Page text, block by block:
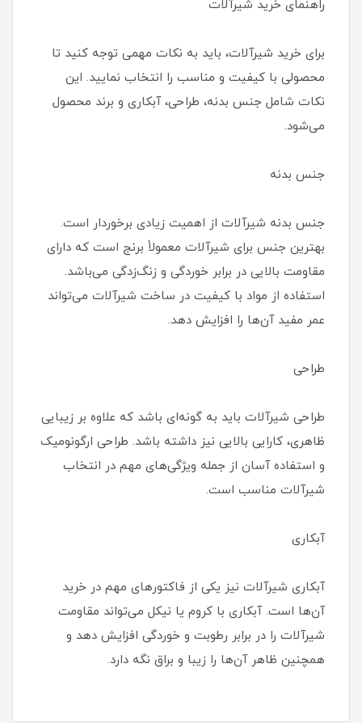
راهنمای خرید شیرآلات
برای خرید شیرآلات، باید به نکات مهمی توجه کنید تا
محصولی با کیفیت و مناسب را انتخاب نمایید. این
نکات شامل جنس بدنه، طراحی، آبکاری و برند محصول
می‌شود.
جنس بدنه
جنس بدنه شیرآلات از اهمیت زیادی برخوردار است.
بهترین جنس برای شیرآلات معمولاً برنج است که دارای
مقاومت بالایی در برابر خوردگی و زنگ‌زدگی می‌باشد.
استفاده از مواد با کیفیت در ساخت شیرآلات می‌تواند
عمر مفید آن‌ها را افزایش دهد.
طراحی
طراحی شیرآلات باید به گونه‌ای باشد که علاوه بر زیبایی
ظاهری، کارایی بالایی نیز داشته باشد. طراحی ارگونومیک
و استفاده آسان از جمله ویژگی‌های مهم در انتخاب
شیرآلات مناسب است.
آبکاری
آبکاری شیرآلات نیز یکی از فاکتورهای مهم در خرید
آن‌ها است. آبکاری با کروم یا نیکل می‌تواند مقاومت
شیرآلات را در برابر رطوبت و خوردگی افزایش دهد و
همچنین ظاهر آن‌ها را زیبا و براق نگه دارد.